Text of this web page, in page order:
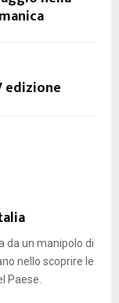
edizione
da un manipolo di
nello scoprire le
Paese.